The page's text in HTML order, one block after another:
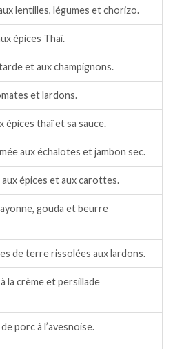
lentilles, légumes et chorizo.
épices Thaï.
et aux champignons.
et lardons.
épices thaï et sa sauce.
aux échalotes et jambon sec.
épices et aux carottes.
gouda et beurre
de terre rissolées aux lardons.
la crème et persillade
porc à l’avesnoise.